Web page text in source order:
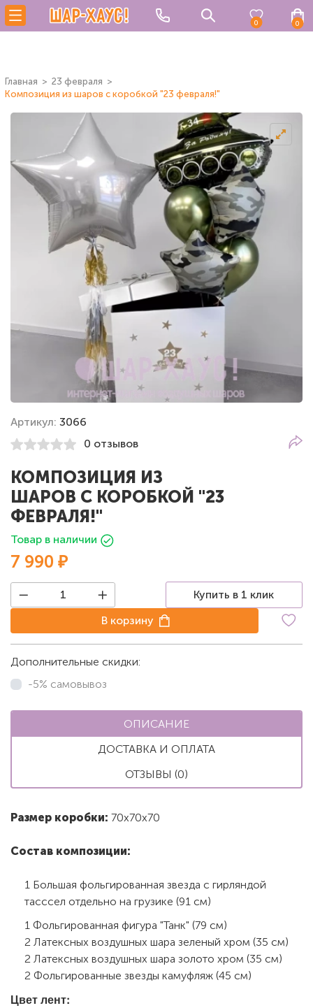
0 0
Главная
23 февраля
Композиция из шаров с коробкой "23 февраля!"
Артикул: 3066
0 отзывов
КОМПОЗИЦИЯ ИЗ
ШАРОВ С КОРОБКОЙ "23
ФЕВРАЛЯ!"
Товар в наличии
7 990 ₽
Купить в 1 клик
В корзину
Дополнительные скидки:
-5% самовывоз
ОПИСАНИЕ
ДОСТАВКА И ОПЛАТА
ОТЗЫВЫ (0)
Размер коробки: 70х70х70
Состав композиции:
1 Большая фольгированная звезда с гирляндой
тасссел отдельно на грузике (91 см)
1 Фольгированная фигура "Танк" (79 см)
2 Латексных воздушных шара зеленый хром (35 см)
2 Латексных воздушных шара золото хром (35 см)
2 Фольгированные звезды камуфляж (45 см)
Цвет лент: